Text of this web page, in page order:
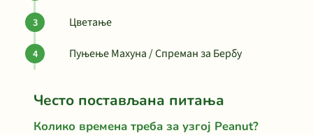
Цветање
Пуњење Махуна / Спреман за Бербу
Често постављана питања
Колико времена треба за узгој Peanut?